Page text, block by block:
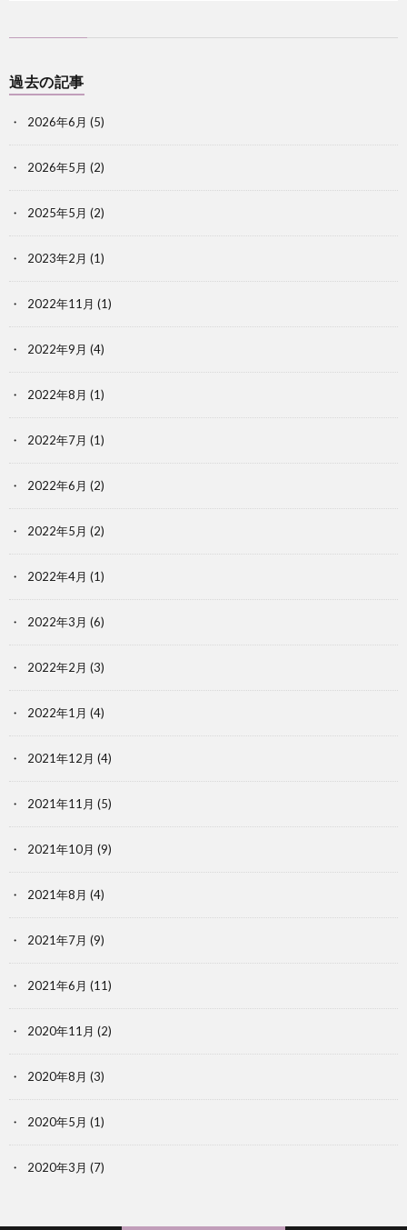
過去の記事
2026年6月 (5)
2026年5月 (2)
2025年5月 (2)
2023年2月 (1)
2022年11月 (1)
2022年9月 (4)
2022年8月 (1)
2022年7月 (1)
2022年6月 (2)
2022年5月 (2)
2022年4月 (1)
2022年3月 (6)
2022年2月 (3)
2022年1月 (4)
2021年12月 (4)
2021年11月 (5)
2021年10月 (9)
2021年8月 (4)
2021年7月 (9)
2021年6月 (11)
2020年11月 (2)
2020年8月 (3)
2020年5月 (1)
2020年3月 (7)